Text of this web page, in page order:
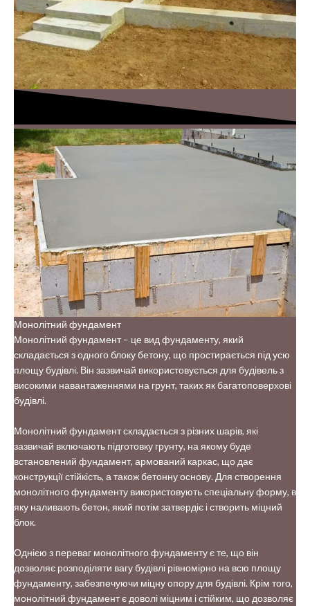
Монолітний фундамент
Монолітний фундамент – це вид фундаменту, який
складається з одного блоку бетону, що простирається під усю
площу будівлі. Він зазвичай використовується для будівель з
високими навантаженнями на грунт, таких як багатоповерхові
будівлі.
Монолітний фундамент складається з різних шарів, які
зазвичай включають підготовку грунту, на якому буде
встановлений фундамент, армований каркас, що дає
конструкції стійкість, а також бетонну основу. Для створення
монолітного фундаменту використовують спеціальну форму, в
яку наливають бетон, який потім затвердіє і створить міцний
блок.
Однією з переваг монолітного фундаменту є те, що він
дозволяє розподіляти вагу будівлі рівномірно на всю площу
фундаменту, забезпечуючи міцну опору для будівлі. Крім того,
монолітний фундамент є доволі міцним і стійким, що дозволяє